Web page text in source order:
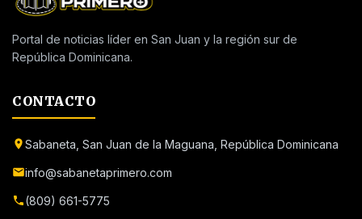
Portal de noticias líder en San Juan y la región sur de
República Dominicana.
CONTACTO
Sabaneta, San Juan de la Maguana, República Dominicana
info@sabanetaprimero.com
(809) 661-5775